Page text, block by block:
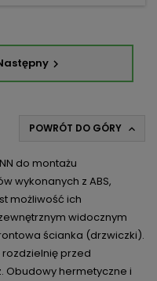

POWRÓT DO GÓRY 
do montażu
wykonanych z ABS,
możliwość ich
widocznym
ścianka (drzwiczki).
przed
Obudowy hermetyczne i